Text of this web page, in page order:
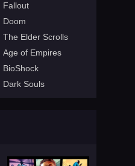
Fallout
Doom
The Elder Scrolls
Age of Empires
BioShock
Dark Souls